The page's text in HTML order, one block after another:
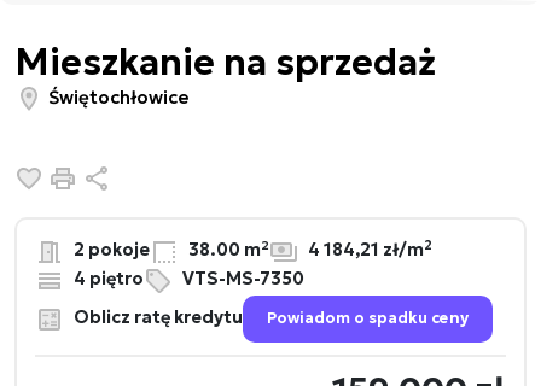
Mieszkanie na sprzedaż
Świętochłowice
Dodaj do ulubionych
Drukuj
2 pokoje 38.00 m² 4 184,21 zł/m2
4 piętro
VTS-MS-7350
Oblicz ratę kredytu
Powiadom o spadku ceny